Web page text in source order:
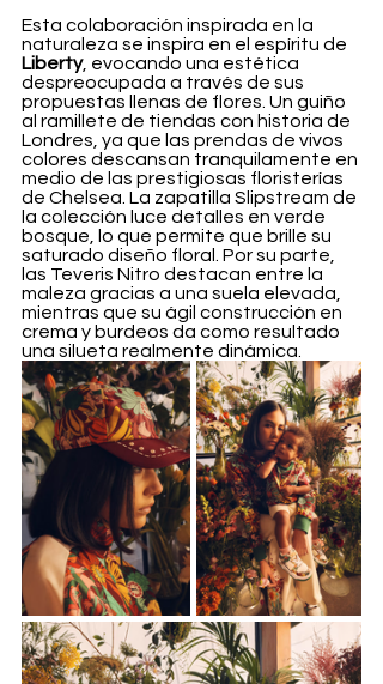
Esta colaboración inspirada en la
naturaleza se inspira en el espíritu de
Liberty, evocando una estética
despreocupada a través de sus
propuestas llenas de flores. Un guiño
al ramillete de tiendas con historia de
Londres, ya que las prendas de vivos
colores descansan tranquilamente en
medio de las prestigiosas floristerías
de Chelsea. La zapatilla Slipstream de
la colección luce detalles en verde
bosque, lo que permite que brille su
saturado diseño floral. Por su parte,
las Teveris Nitro destacan entre la
maleza gracias a una suela elevada,
mientras que su ágil construcción en
crema y burdeos da como resultado
una silueta realmente dinámica.